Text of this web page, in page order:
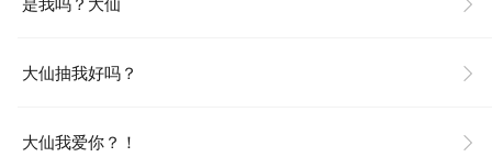
大仙抽我好吗？
大仙我爱你？！